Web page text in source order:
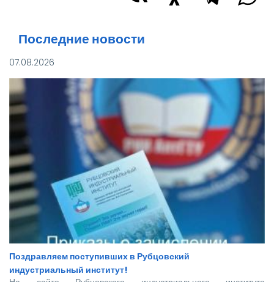
Последние новости
07.08.2026
Поздравляем поступивших в Рубцовский
индустриальный институт!